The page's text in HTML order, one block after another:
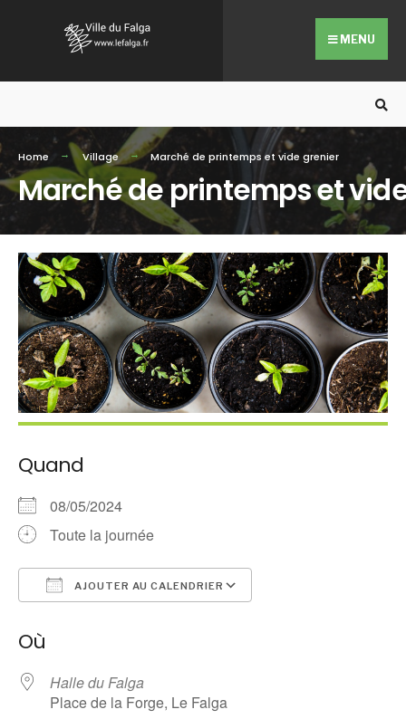
MENU
Home Village Marché de printemps et vide grenier
Marché de printemps et
Quand
08/05/2024
Toute la journée
AJOUTER AU CALENDRIER
Où
Halle du Falga
Place de la Forge, Le Falga